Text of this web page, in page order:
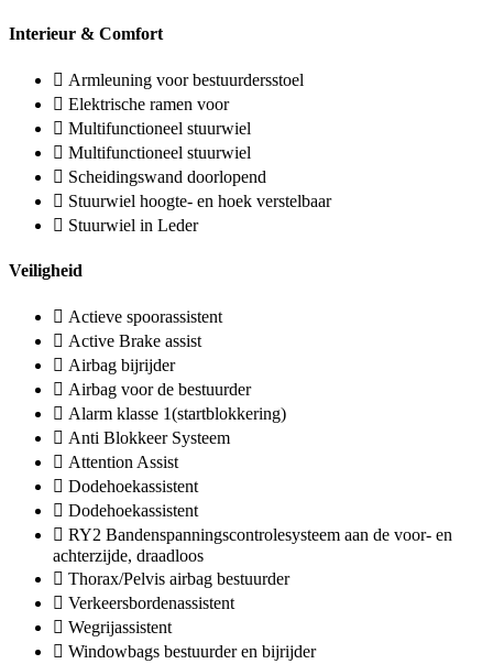
Interieur & Comfort
Armleuning voor bestuurdersstoel
Elektrische ramen voor
Multifunctioneel stuurwiel
Multifunctioneel stuurwiel
Scheidingswand doorlopend
Stuurwiel hoogte- en hoek verstelbaar
Stuurwiel in Leder
Veiligheid
Actieve spoorassistent
Active Brake assist
Airbag bijrijder
Airbag voor de bestuurder
Alarm klasse 1(startblokkering)
Anti Blokkeer Systeem
Attention Assist
Dodehoekassistent
Dodehoekassistent
RY2 Bandenspanningscontrolesysteem aan de voor- en
achterzijde, draadloos
Thorax/Pelvis airbag bestuurder
Verkeersbordenassistent
Wegrijassistent
Windowbags bestuurder en bijrijder